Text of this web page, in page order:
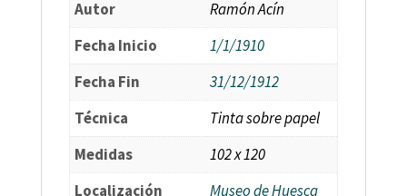
Autor
Ramón Acín
Fecha Inicio
1/1/1910
Fecha Fin
31/12/1912
Técnica
Tinta sobre papel
Medidas
102 x 120
Localización
Museo de Huesca